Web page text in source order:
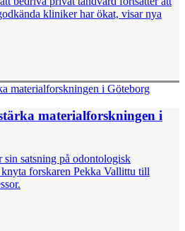
kliniker har ökat, visar nya
materialforskningen i
sin satsning på odontologisk
forskaren Pekka Vallittu till